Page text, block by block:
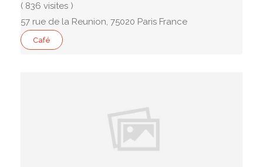
( 836 visites )
57 rue de la Reunion, 75020 Paris France
Café